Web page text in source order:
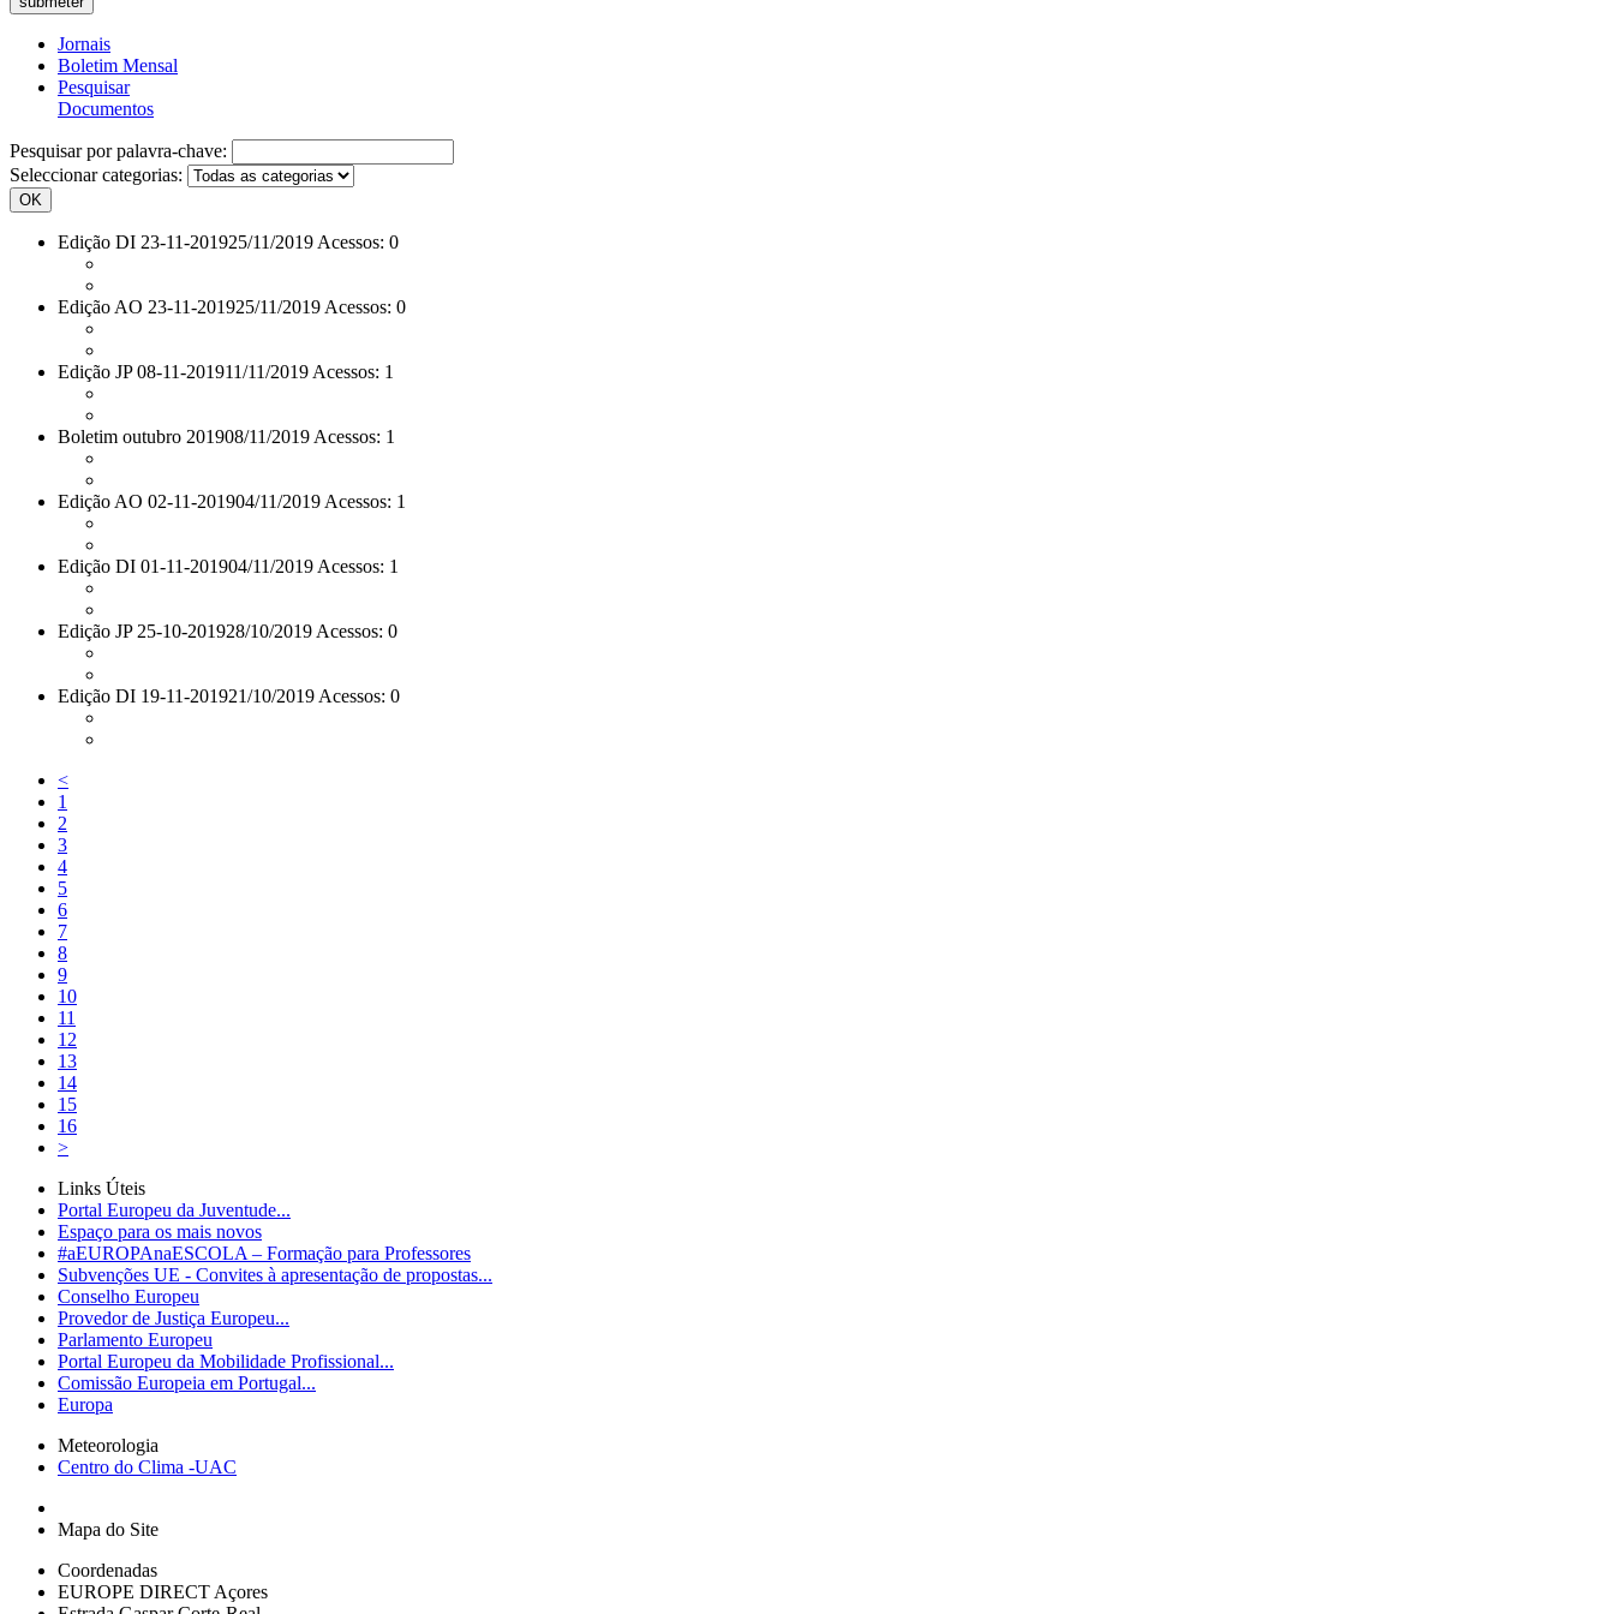
Jornais
Boletim Mensal
Pesquisar
Documentos
Pesquisar por palavra-chave:
Seleccionar categorias:
OK
Edição DI 23-11-201925/11/2019 Acessos: 0
Edição AO 23-11-201925/11/2019 Acessos: 0
Edição JP 08-11-201911/11/2019 Acessos: 1
Boletim outubro 201908/11/2019 Acessos: 1
Edição AO 02-11-201904/11/2019 Acessos: 1
Edição DI 01-11-201904/11/2019 Acessos: 1
Edição JP 25-10-201928/10/2019 Acessos: 0
Edição DI 19-11-201921/10/2019 Acessos: 0
<
1
2
3
4
5
6
7
8
9
10
11
12
13
14
15
16
>
Links Úteis
Portal Europeu da Juventude...
Espaço para os mais novos
#aEUROPAnaESCOLA – Formação para Professores
Subvenções UE - Convites à apresentação de propostas...
Conselho Europeu
Provedor de Justiça Europeu...
Parlamento Europeu
Portal Europeu da Mobilidade Profissional...
Comissão Europeia em Portugal...
Europa
Meteorologia
Centro do Clima -UAC
Mapa do Site
Coordenadas
EUROPE DIRECT Açores